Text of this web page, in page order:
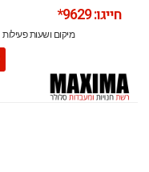
חייגו: 9629*
מיקום ושעות פעילות